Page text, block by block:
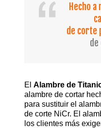
Hecho
de corte
El Alambre de
alambre de cortar
para sustituir el
de corte NiCr. El
los clientes más